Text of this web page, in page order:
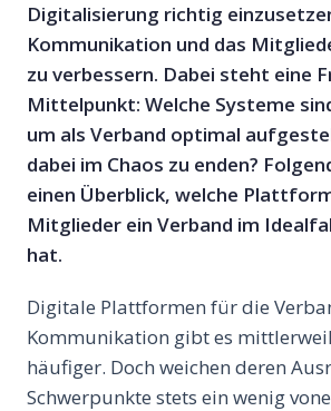
Digitalisierung richtig
Kommunikation und das
zu verbessern. Dabei steht eine
Mittelpunkt: Welche Systeme
um als Verband optimal
dabei im Chaos zu enden?
einen Überblick, welche
Mitglieder ein Verband im
hat.
Digitale Plattformen für die
Kommunikation gibt es
häufiger. Doch weichen deren
Schwerpunkte stets ein wenig